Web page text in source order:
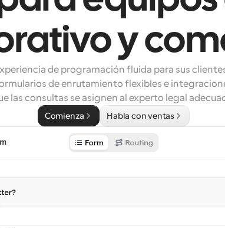
y
de programación fluida para sus
de enrutamiento flexibles e
las consultas se asignen al experto legal
Comienza Habla con ventas